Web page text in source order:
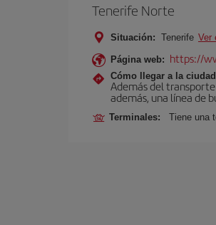
Tenerife Norte
Situación: Tenerife Ver
Página web: https://
Cómo llegar a la
Además del
además, una línea de
Terminales: Tiene una